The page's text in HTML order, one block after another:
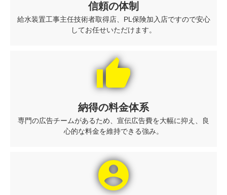
信頼の体制
給水装置工事主任技術者取得店、PL保険加入店ですので安心
してお任せいただけます。
thumb_up
納得の料金体系
専門の広告チームがあるため、宣伝広告費を大幅に抑え、良
心的な料金を維持できる強み。
account_circle